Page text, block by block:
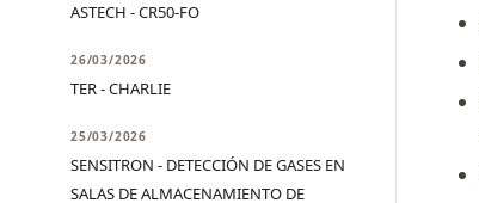
ASTECH - CR50-FO
26/03/2026
TER - CHARLIE
25/03/2026
SENSITRON - DETECCIÓN DE GASES EN
SALAS DE ALMACENAMIENTO DE